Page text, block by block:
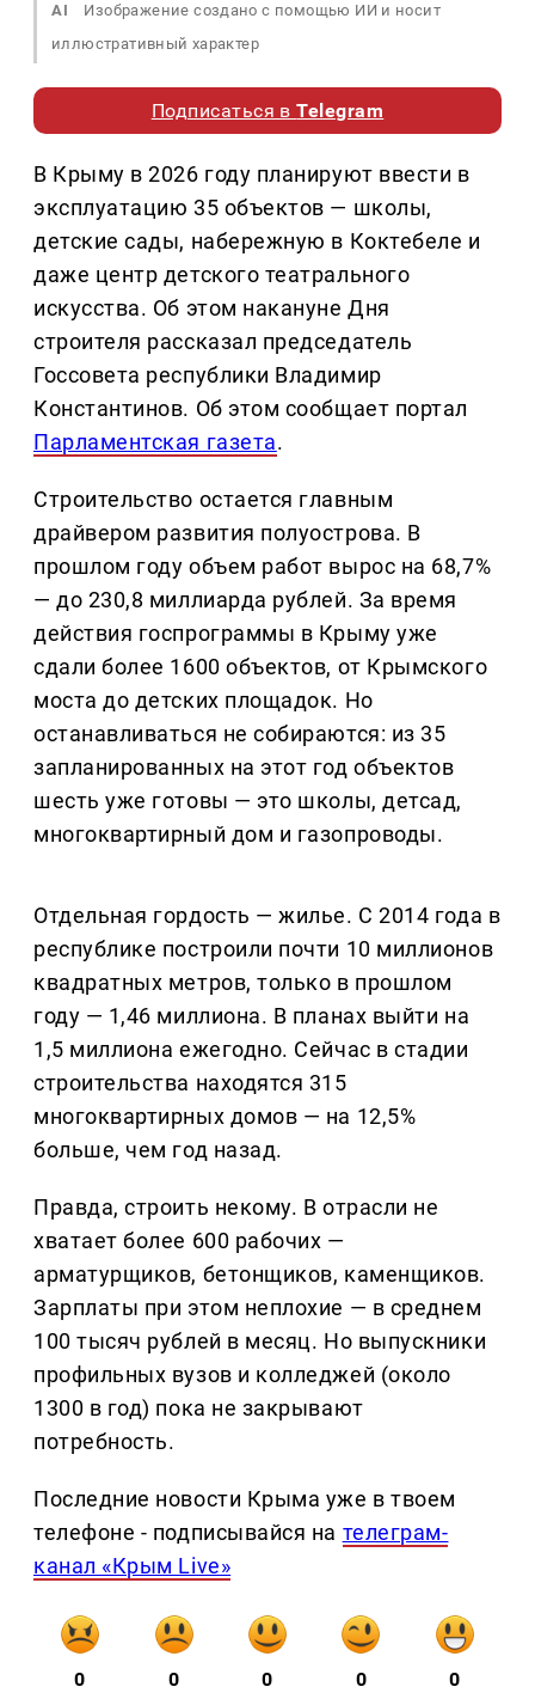
AI
Изображение создано с помощью ИИ и носит
иллюстративный характер
Подписаться вTelegram
В Крыму в 2026 году планируют ввести в
эксплуатацию 35 объектов — школы,
детские сады, набережную в Коктебеле и
даже центр детского театрального
искусства. Об этом накануне Дня
строителя рассказал председатель
Госсовета республики Владимир
Константинов. Об этом сообщает портал
Парламентская газета.
Строительство остается главным
драйвером развития полуострова. В
прошлом году объем работ вырос на 68,7%
— до 230,8 миллиарда рублей. За время
действия госпрограммы в Крыму уже
сдали более 1600 объектов, от Крымского
моста до детских площадок. Но
останавливаться не собираются: из 35
запланированных на этот год объектов
шесть уже готовы — это школы, детсад,
многоквартирный дом и газопроводы.
Отдельная гордость — жилье. С 2014 года в
республике построили почти 10 миллионов
квадратных метров, только в прошлом
году — 1,46 миллиона. В планах выйти на
1,5 миллиона ежегодно. Сейчас в стадии
строительства находятся 315
многоквартирных домов — на 12,5%
больше, чем год назад.
Правда, строить некому. В отрасли не
хватает более 600 рабочих —
арматурщиков, бетонщиков, каменщиков.
Зарплаты при этом неплохие — в среднем
100 тысяч рублей в месяц. Но выпускники
профильных вузов и колледжей (около
1300 в год) пока не закрывают
потребность.
Последние новости Крыма уже в твоем
телефоне - подписывайся на телеграм-
канал «Крым Live»
0 0 0 0 0